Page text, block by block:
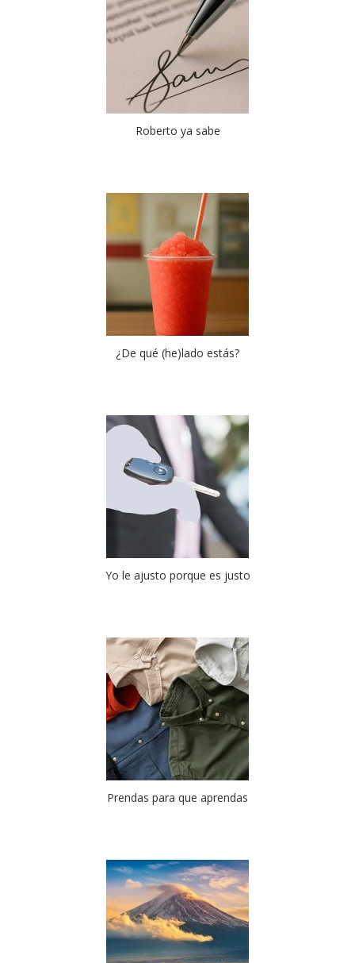
Roberto ya sabe
¿De qué (he)lado estás?
Yo le ajusto porque es justo
Prendas para que aprendas